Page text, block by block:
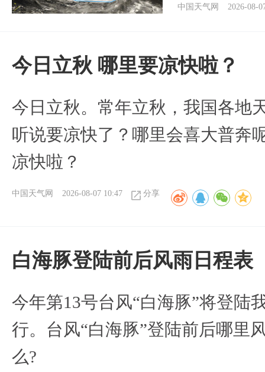
中国天气网
2026-08-
今日立秋 哪里要凉快啦？
今日立秋。常年立秋，我国各地
听说要凉快了？哪里会喜大普奔
凉快啦？
中国天气网 2026-08-07 10:47 分享
白海豚登陆前后风雨日程表
今年第13号台风“白海豚”将登陆
行。台风“白海豚”登陆前后哪里
么?